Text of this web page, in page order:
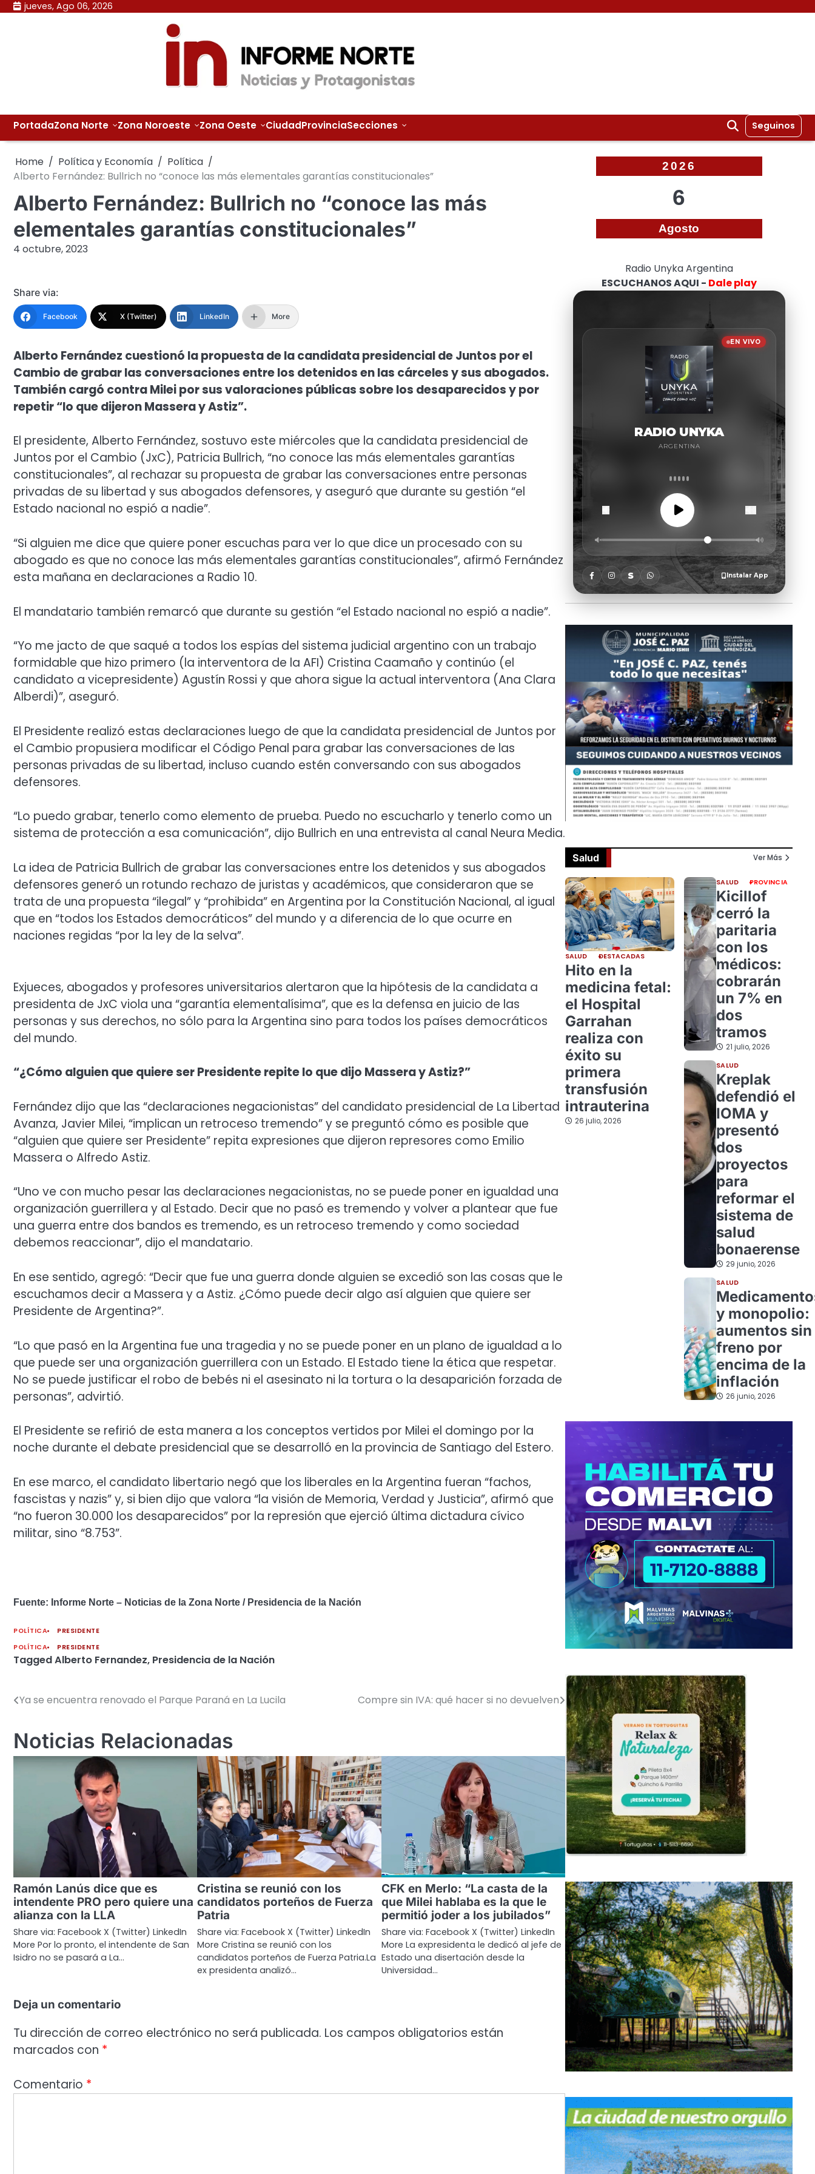
Skip jueves, Ago 06, 2026
PortadaZona Norte Zona Noroeste Zona Oeste CiudadProvinciaSecciones Seguinos
Home Política y Economía
Política
Alberto Fernández: Bullrich no “conoce las más elementales garantías constitucionales”
Alberto Fernández: Bullrich no “conoce las más
elementales garantías constitucionales”
4 octubre, 2023
Share via:
Facebook X (Twitter) LinkedIn More
Alberto Fernández cuestionó la propuesta de la candidata presidencial de Juntos por el
Cambio de grabar las conversaciones entre los detenidos en las cárceles y sus abogados.
También cargó contra Milei por sus valoraciones públicas sobre los desaparecidos y por
repetir “lo que dijeron Massera y Astiz”.
El presidente, Alberto Fernández, sostuvo este miércoles que la candidata presidencial de
Juntos por el Cambio (JxC), Patricia Bullrich, “no conoce las más elementales garantías
constitucionales”, al rechazar su propuesta de grabar las conversaciones entre personas
privadas de su libertad y sus abogados defensores, y aseguró que durante su gestión “el
Estado nacional no espió a nadie”.
“Si alguien me dice que quiere poner escuchas para ver lo que dice un procesado con su
abogado es que no conoce las más elementales garantías constitucionales”, afirmó Fernández
esta mañana en declaraciones a Radio 10.
El mandatario también remarcó que durante su gestión “el Estado nacional no espió a nadie”.
“Yo me jacto de que saqué a todos los espías del sistema judicial argentino con un trabajo
formidable que hizo primero (la interventora de la AFI) Cristina Caamaño y continúo (el
candidato a vicepresidente) Agustín Rossi y que ahora sigue la actual interventora (Ana Clara
Alberdi)”, aseguró.
El Presidente realizó estas declaraciones luego de que la candidata presidencial de Juntos por
el Cambio propusiera modificar el Código Penal para grabar las conversaciones de las
personas privadas de su libertad, incluso cuando estén conversando con sus abogados
defensores.
“Lo puedo grabar, tenerlo como elemento de prueba. Puedo no escucharlo y tenerlo como un
sistema de protección a esa comunicación”, dijo Bullrich en una entrevista al canal Neura Media.
La idea de Patricia Bullrich de grabar las conversaciones entre los detenidos y sus abogados
defensores generó un rotundo rechazo de juristas y académicos, que consideraron que se
trata de una propuesta “ilegal” y “prohibida” en Argentina por la Constitución Nacional, al igual
que en “todos los Estados democráticos” del mundo y a diferencia de lo que ocurre en
naciones regidas “por la ley de la selva”.
Exjueces, abogados y profesores universitarios alertaron que la hipótesis de la candidata a
presidenta de JxC viola una “garantía elementalísima”, que es la defensa en juicio de las
personas y sus derechos, no sólo para la Argentina sino para todos los países democráticos
del mundo.
“¿Cómo alguien que quiere ser Presidente repite lo que dijo Massera y Astiz?”
Fernández dijo que las “declaraciones negacionistas” del candidato presidencial de La Libertad
Avanza, Javier Milei, “implican un retroceso tremendo” y se preguntó cómo es posible que
“alguien que quiere ser Presidente” repita expresiones que dijeron represores como Emilio
Massera o Alfredo Astiz.
“Uno ve con mucho pesar las declaraciones negacionistas, no se puede poner en igualdad una
organización guerrillera y al Estado. Decir que no pasó es tremendo y volver a plantear que fue
una guerra entre dos bandos es tremendo, es un retroceso tremendo y como sociedad
debemos reaccionar”, dijo el mandatario.
En ese sentido, agregó: “Decir que fue una guerra donde alguien se excedió son las cosas que le
escuchamos decir a Massera y a Astiz. ¿Cómo puede decir algo así alguien que quiere ser
Presidente de Argentina?”.
“Lo que pasó en la Argentina fue una tragedia y no se puede poner en un plano de igualdad a lo
que puede ser una organización guerrillera con un Estado. El Estado tiene la ética que respetar.
No se puede justificar el robo de bebés ni el asesinato ni la tortura o la desaparición forzada de
personas”, advirtió.
El Presidente se refirió de esta manera a los conceptos vertidos por Milei el domingo por la
noche durante el debate presidencial que se desarrolló en la provincia de Santiago del Estero.
En ese marco, el candidato libertario negó que los liberales en la Argentina fueran “fachos,
fascistas y nazis” y, si bien dijo que valora “la visión de Memoria, Verdad y Justicia”, afirmó que
“no fueron 30.000 los desaparecidos” por la represión que ejerció última dictadura cívico
militar, sino “8.753”.
Fuente: Informe Norte – Noticias de la Zona Norte / Presidencia de la Nación
POLÍTICA
PRESIDENTE
POLÍTICA
PRESIDENTE
TaggedAlberto Fernandez, Presidencia de la Nación
Navegación
entradas
Ya se encuentra renovado el Parque Paraná en La Lucila Compre sin IVA: qué hacer si no devuelven
Noticias Relacionadas
Ramón Lanús dice que es
intendente PRO pero quiere una
alianza con la LLA
Share via: Facebook X (Twitter) LinkedIn
More Por lo pronto, el intendente de San
Isidro no se pasará a La…
Cristina se reunió con los
candidatos porteños de Fuerza
Patria
Share via: Facebook X (Twitter) LinkedIn
More Cristina se reunió con los
candidatos porteños de Fuerza Patria.La
ex presidenta analizó…
CFK en Merlo: “La casta de la
que Milei hablaba es la que le
permitió joder a los jubilados”
Share via: Facebook X (Twitter) LinkedIn
More La expresidenta le dedicó al jefe de
Estado una disertación desde la
Universidad…
Deja un comentario
Tu dirección de correo electrónico no será publicada. Los campos obligatorios están
marcados con *
Comentario *
2026
6
Agosto
Radio Unyka Argentina
ESCUCHANOS AQUI - Dale play
Salud Ver Más
SALUD DESTACADAS
Hito en la
medicina fetal:
el Hospital
Garrahan
realiza con
éxito su
primera
transfusión
intrauterina
26 julio, 2026
SALUD PROVINCIA
Kicillof
cerró la
paritaria
con los
médicos:
cobrarán
un 7% en
dos
tramos
21 julio, 2026
SALUD
Kreplak
defendió el
IOMA y
presentó
dos
proyectos
para
reformar el
sistema de
salud
bonaerense
29 junio, 2026
SALUD
y monopolio:
aumentos sin
freno por
encima de la
inflación
26 junio, 2026